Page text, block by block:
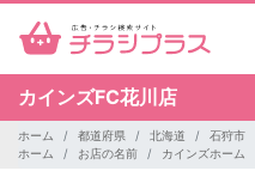
カインズFC花川店
ホーム 都道府県 北海道
石狩市
ホーム
お店の名前 カインズホーム